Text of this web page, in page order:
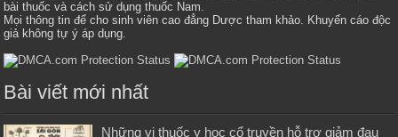
bài thuốc và cách sử dụng thuốc Nam.
Mọi thông tin để cho sinh viên cao đẳng Dược tham khảo. Khuyến cáo độc
giả không tự ý áp dụng.
Bài viết mới nhất
Những vị thuốc y học cổ truyền hỗ trợ giảm đau